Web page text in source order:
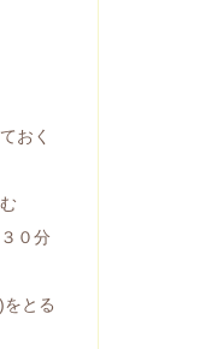
おく
０分
とる